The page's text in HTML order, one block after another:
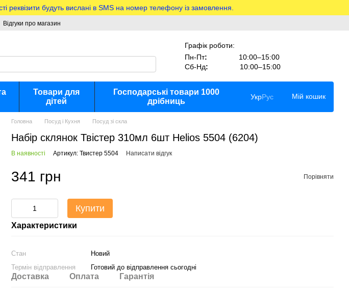
будуть вислані в SMS на номер телефону із замовлення.
Відгуки про магазин
Графік роботи:
Пн-Пт:
10:00–15:00
Сб-Нд: 10:00–15:00
Товари для
дітей
Господарські товари 1000
дрібниць
УкрРус Мій кошик
Головна Посуд і Кухня Посуд зі скла
Набір склянок Твістер 310мл 6шт Helios 5504 (6204)
В наявності Артикул: Твистер 5504 Написати відгук
341 грн Порівняти
Купити
Характеристики
Стан
Новий
Термін відправлення
Готовий до відправлення сьогодні
Доставка Оплата Гарантія